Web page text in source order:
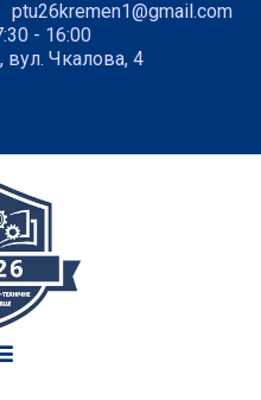
ptu26kremen1@gmail.com
- 16:00
Чкалова, 4